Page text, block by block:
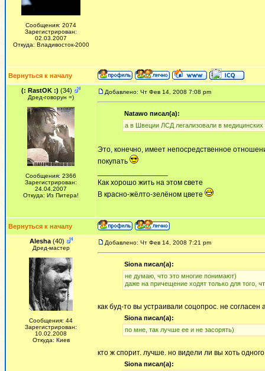
Сообщения: 2074
Зарегистрирован:
02.03.2007
Откуда: Владивосток-2000
Вернуться к началу
(: RastOK :) (34)
Дред-говорун =)
Сообщения: 2366
Зарегистрирован:
24.04.2007
Откуда: Из Питера!
Добавлено: Чт Фев 14, 2008 7:08 pm
Natawo писал(а):
а в Швеции ЛСД легализовали в
Это, конечно, имеет непосредственное
покупать
Как хорошо жить на этом свете
В красно-жёлто-зелёном цвете
Вернуться к началу
Alesha(40)
Дред-мастер
Сообщения: 44
Зарегистрирован:
10.02.2008
Откуда: Киев
Добавлено: Чт Фев 14, 2008 7:21 pm
Siona писал(а):
не думаю, что это многие понимают)
даже на причещение ходят только для того,
как буд-то вы устраивали соцопрос. не согласен
Siona писал(а):
по мне, так лучше ее и не засорять)
кто ж спорит. лучше. но видели ли вы хоть
Siona писал(а):